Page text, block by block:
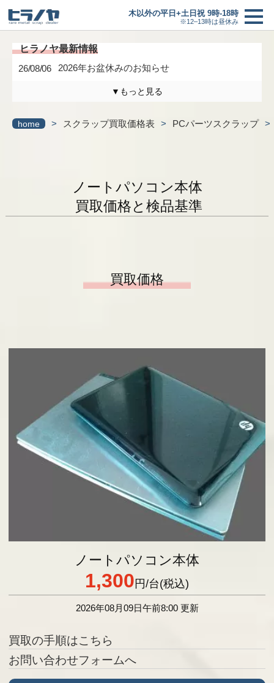
木以外の平日+土日祝 9時-18時
※12–13時は昼休み
買取価格 ＋
基板の仕分け
お問い合わせ
26/08/06 2026年お盆休みのお知らせ
▼もっと見る
最新情報一覧へ
home > スクラップ買取価格表 > PCパーツスクラップ >
ノートパソコン本体
買取価格と検品基準
買取価格
ノートパソコン本体
1,300円/台(税込)
2026年08月09日午前8:00 更新
買取の手順はこちら
お問い合わせフォームへ